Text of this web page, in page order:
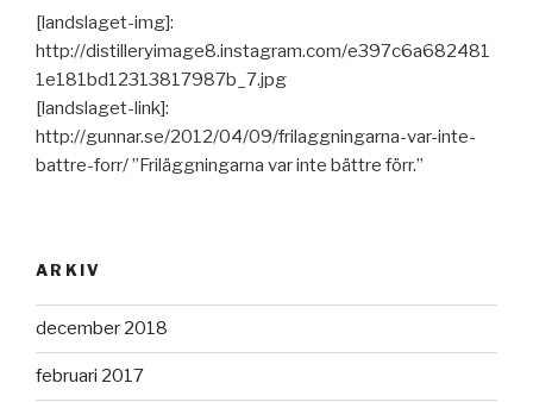
[landslaget-img]:
http://distilleryimage8.instagram.com/e397c6a682481
1e181bd12313817987b_7.jpg
[landslaget-link]:
http://gunnar.se/2012/04/09/frilaggningarna-var-inte-
battre-forr/ ”Friläggningarna var inte bättre förr.”
ARKIV
december 2018
februari 2017